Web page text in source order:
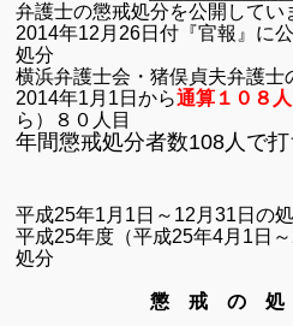
弁護士の懲戒処分を公開してい
2014年12 月 26日付『官報』に
処分
横浜弁護士会 ・猪俣貞夫弁護
2014年1 月 1 日から通算１０８
ら）８０人目
年間懲戒処分者数108人で打
平成25年1 月 1 日～ 12 月31 日の
平成25年度（平成25年4月 1 日～
処分
懲 戒 の 処